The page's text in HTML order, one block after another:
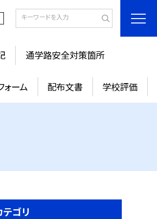
通学路安全対策箇所
ーム 配布文書 学校評価
テゴリ